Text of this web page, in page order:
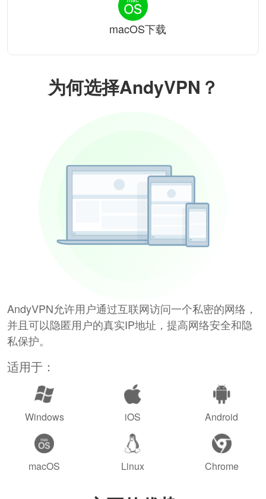
为何选择AndyVPN？
AndyVPN允许用户通过互联网访问一个私密的网络，
并且可以隐匿用户的真实IP地址，提高网络安全和隐
私保护。
适用于：
Windows iOS Android
macOS Linux Chrome
macOS下载